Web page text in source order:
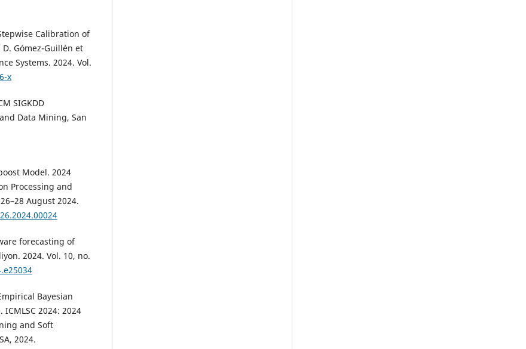
Calibration of
Gómez-Guillén et
Systems. 2024. Vol.
x
SIGKDD
Data Mining, San
Model. 2024
Processing and
August 2024.
forecasting of
2024. Vol. 10, no.
Bayesian
2024: 2024
and Soft
2024.